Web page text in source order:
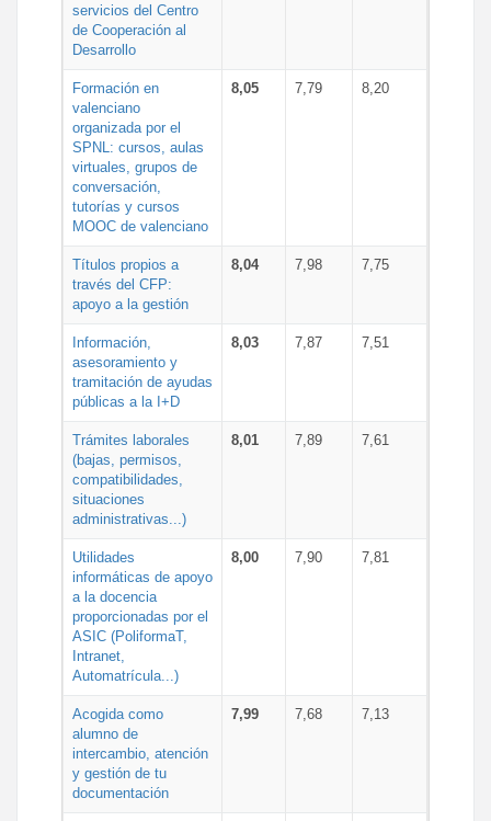
servicios del Centro
de Cooperación al
Desarrollo
Formación en
valenciano
organizada por el
SPNL: cursos, aulas
virtuales, grupos de
conversación,
tutorías y cursos
MOOC de valenciano
8,05 7,79 8,20
Títulos propios a
través del CFP:
apoyo a la gestión
8,04 7,98 7,75
Información,
asesoramiento y
tramitación de ayudas
públicas a la I+D
8,03 7,87 7,51
Trámites laborales
(bajas, permisos,
compatibilidades,
situaciones
administrativas...)
8,01 7,89 7,61
Utilidades
informáticas de apoyo
a la docencia
proporcionadas por el
ASIC (PoliformaT,
Intranet,
Automatrícula...)
8,00 7,90 7,81
Acogida como
alumno de
intercambio, atención
y gestión de tu
documentación
7,99 7,68 7,13